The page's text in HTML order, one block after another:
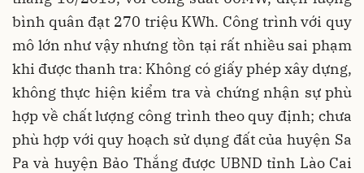
bình quân đạt 270 triệu KWh. Công trình với quy
mô lớn như vậy nhưng tồn tại rất nhiều sai phạm
khi được thanh tra: Không có giấy phép xây dựng,
không thực hiện kiểm tra và chứng nhận sự phù
hợp về chất lượng công trình theo quy định; chưa
phù hợp với quy hoạch sử dụng đất của huyện Sa
Pa và huyện Bảo Thắng được UBND tỉnh Lào Cai